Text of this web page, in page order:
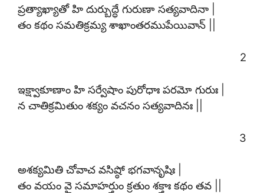
ప్రత్యాఖ్యాతో హి దుర్బుద్ధే గురుణా సత్యవాదినా |
తం కథం సమతిక్రమ్య శాఖాంతరముపేయివాన్ ||
2
ఇక్ష్వాకూణాం హి సర్వేషాం పురోధాః పరమో గురుః |
న చాతిక్రమితుం శక్యం వచనం సత్యవాదినః ||
3
అశక్యమితి చోవాచ వసిష్ఠో భగవానృషిః |
తం వయం వై సమాహర్తుం క్రతుం శక్తాః కథం తవ ||